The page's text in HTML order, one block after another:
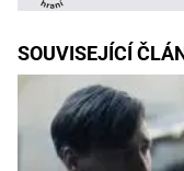
SOUVISEJÍCÍ